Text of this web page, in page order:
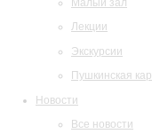
Лекции
Экскурсии
Пушкинская
Новости
Все новости